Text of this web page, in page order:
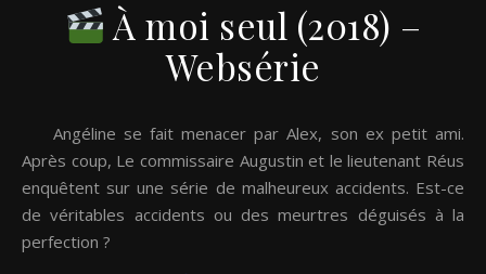
À moi seul (2018) –
Websérie
Angéline se fait menacer par Alex, son ex petit ami.
Après coup, Le commissaire Augustin et le lieutenant Réus
enquêtent sur une série de malheureux accidents. Est-ce
de véritables accidents ou des meurtres déguisés à la
perfection ?